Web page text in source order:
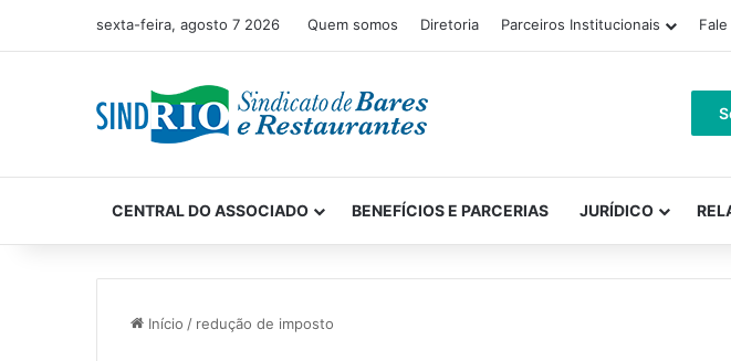
sexta-feira, agosto 7 2026 Quem somos Diretoria Parceiros Institucionais
CENTRAL DO ASSOCIADO BENEFÍCIOS E PARCERIAS JURÍDICO
Início / redução de imposto